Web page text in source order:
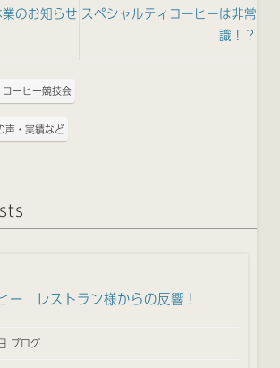
のお知らせ スペシャルティコーヒーは非常
識！？
コーヒー競技会
声・実績など
ー レストラン様からの反響！
ブログ